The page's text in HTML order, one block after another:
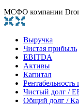
МСФО компании
Выручка
Чистая прибыль
EBITDA
Активы
Капитал
Чистый долг /
Общий долг /